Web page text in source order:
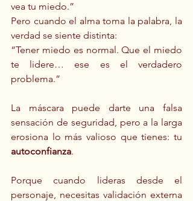
vea tu miedo.”
Pero cuando el alma toma la palabra, la
verdad se siente distinta:
“Tener miedo es normal. Que el miedo
te lidere… ese es el verdadero
problema.”
La máscara puede darte una falsa
sensación de seguridad, pero a la larga
autoconfianza.
Porque cuando lideras desde el
personaje, necesitas validación externa